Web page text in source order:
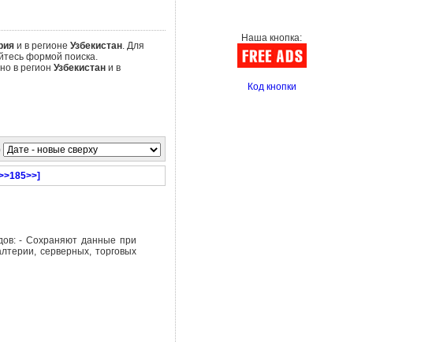
и в регионе Узбекистан. Для
формой поиска.
в регион Узбекистани в
- Сохраняют данные при
серверных, торговых
Наша кнопка:
Код кнопки